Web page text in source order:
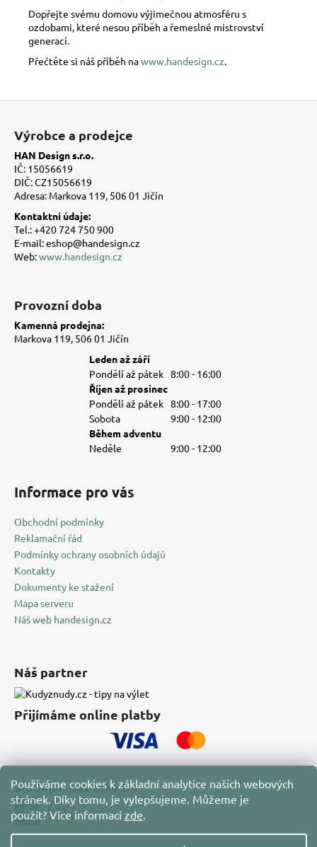
Používáme cookies k základní analytice našich webových
stránek. Díky tomu, je vylepšujeme. Můžeme je
použít? Více informací zde.
Dopřejte svému domovu výjimečnou atmosféru s
ozdobami, které nesou příběh a řemeslné mistrovství
generací.
Přečtěte si náš příběh nawww.handesign.cz.
Výrobce a prodejce
HAN Design s.r.o.
IČ: 15056619
DIČ: CZ15056619
Adresa: Markova 119, 506 01 Jičín
Kontaktní údaje:
Tel.: +420 724 750 900
E-mail: eshop@handesign.cz
Web:www.handesign.cz
Provozní doba
Kamenná prodejna:
Markova 119, 506 01 Jičín
Leden až září
Pondělí až pátek 8:00 - 16:00
Říjen až prosinec
Pondělí až pátek 8:00 - 17:00
Sobota
9:00 - 12:00
Během adventu
Neděle
9:00 - 12:00
Informace pro vás
Obchodní podmínky
Reklamační řád
Podmínky ochrany osobních údajů
Kontakty
Dokumenty ke stažení
Mapa serveru
Náš web handesign.cz
Náš partner
Přijímáme online platby
Sledujte nás také na